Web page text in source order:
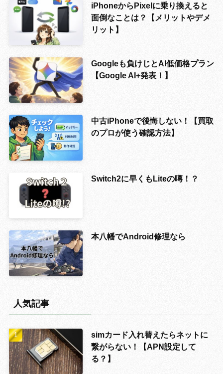
iPhoneからPixelに乗り換えると
面倒なことは？【メリットやデメ
リット】
Googleも負けじとAI低価格プラン
【Google AI+発表！】
中古iPhoneで後悔しない！【買取
のプロが使う確認方法】
Switch2に早くもLiteの噂！？
本八幡でAndroid修理なら
人気記事
simカード入れ替えたらネットに
繋がらない！【APN設定して
る？】